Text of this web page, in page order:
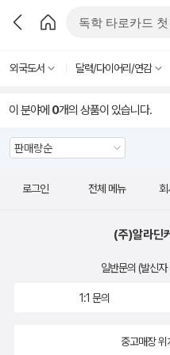
외국도서 달력/다이어리/연감
이 분야에 0개의 상품이 있습니다.
로그인 전체 메뉴 회
(주)알라딘
일반문의 (발신자
1:1 문의
중고매장 위